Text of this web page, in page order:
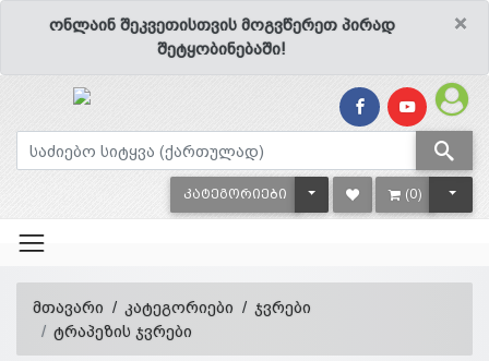
×
ონლაინ შეკვეთისთვის მოგვწერეთ პირად
შეტყობინებაში!
ᲙᲐᲢᲔᲒᲝᲠᲘᲔᲑᲘ TOGGLE DROPDOWN
(0)
მთავარი კატეგორიები
ჯვრები
ტრაპეზის ჯვრები